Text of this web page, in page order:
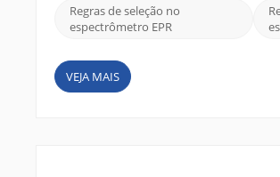
Regras de seleção no
espectrômetro EPR
VEJA MAIS